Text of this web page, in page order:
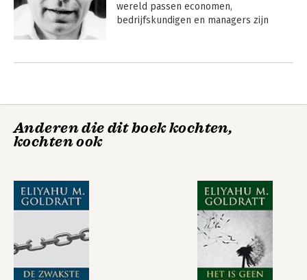
wereld passen economen,
bedrijfskundigen en managers zijn
erkend als baanbreker in de
Andere boeken door Eliyahu
Het is geen toeval The Goal
Anderen die dit boek kochten,
kochten ook